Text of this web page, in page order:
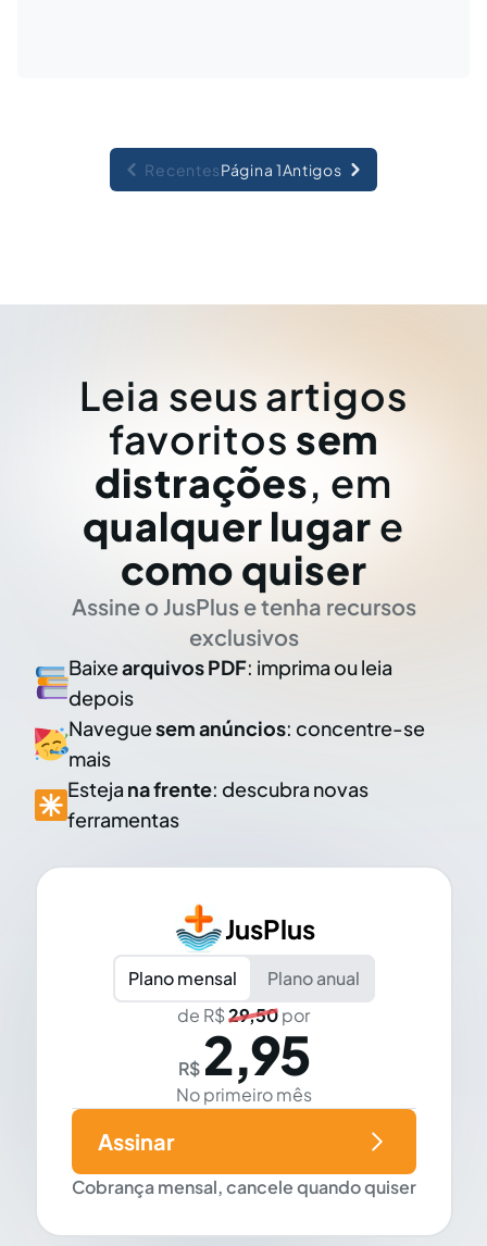
RecentesPágina 1Antigos
Leia seus artigos
favoritos sem
distrações, em
qualquer lugar e
como quiser
Assine o JusPlus e tenha recursos
exclusivos
Baixearquivos PDF: imprima ou leia
depois
Naveguesem anúncios: concentre-se
mais
Esteja na frente: descubra novas
ferramentas
JusPlus
Plano mensal
Plano anual
de R$29,50por
R$ 2,95
No primeiro mês
Cobrança mensal, cancele quando quiser
Assinar